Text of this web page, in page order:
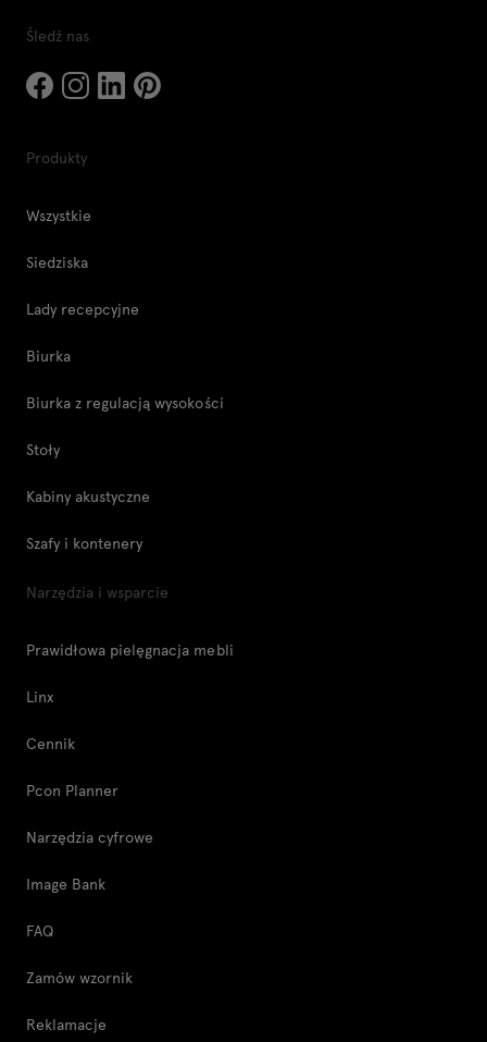
Śledź nas
Produkty
Wszystkie
Siedziska
Lady recepcyjne
Biurka
Biurka z regulacją wysokości
Stoły
Kabiny akustyczne
Szafy i kontenery
Narzędzia i wsparcie
Prawidłowa pielęgnacja mebli
Linx
Cennik
Pcon Planner
Narzędzia cyfrowe
Image Bank
FAQ
Zamów wzornik
Reklamacje